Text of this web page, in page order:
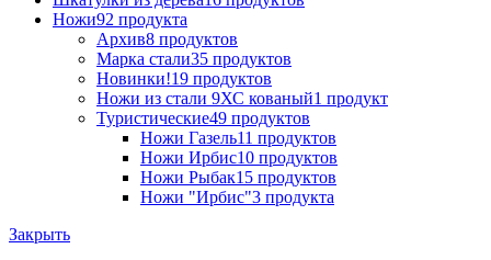
Ножи92 продукта
Архив8 продуктов
Марка стали35 продуктов
Новинки!19 продуктов
Ножи из стали 9ХС кованый1 продукт
Туристические49 продуктов
Ножи Газель11 продуктов
Ножи Ирбис10 продуктов
Ножи Рыбак15 продуктов
Ножи "Ирбис"3 продукта
Закрыть